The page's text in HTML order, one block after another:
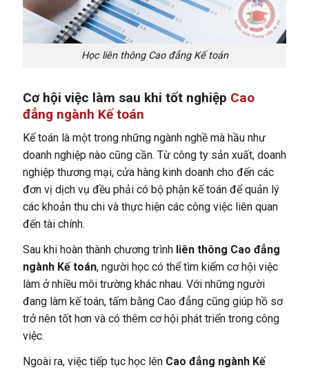
Học liên thông Cao đẳng Kế toán
Cơ hội việc làm sau khi tốt nghiệp Cao
đẳng ngành Kế toán
Kế toán là một trong những ngành nghề mà hầu như
doanh nghiệp nào cũng cần. Từ công ty sản xuất, doanh
nghiệp thương mại, cửa hàng kinh doanh cho đến các
đơn vị dịch vụ đều phải có bộ phận kế toán để quản lý
các khoản thu chi và thực hiện các công việc liên quan
đến tài chính.
Sau khi hoàn thành chương trình liên thông Cao đẳng
ngành Kế toán, người học có thể tìm kiếm cơ hội việc
làm ở nhiều môi trường khác nhau. Với những người
đang làm kế toán, tấm bằng Cao đẳng cũng giúp hồ sơ
trở nên tốt hơn và có thêm cơ hội phát triển trong công
việc.
Ngoài ra, việc tiếp tục học lên Cao đẳng ngành Kế